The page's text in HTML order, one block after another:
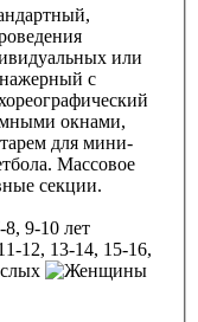
или
с
окнами,
для мини-
Массовое
секции.
8, 9-10 лет
12, 13-14, 15-16,